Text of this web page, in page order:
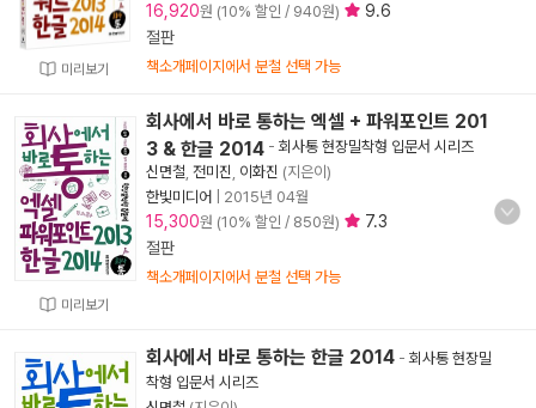
미리보기
16,920원 (10% 할인 / 940원)
9.6
절판
책소개페이지에서 분철 선택 가능
미리보기
회사에서 바로 통하는 엑셀 + 파워포인트 201
3 & 한글 2014 -회사통 현장밀착형 입문서 시리즈
신면철 전미진 이화진 (지은이)
한빛미디어
2015년 04월
15,300원 (10% 할인 / 850원)
7.3
절판
책소개페이지에서 분철 선택 가능
회사에서 바로 통하는 한글 2014 -회사통 현장밀
착형 입문서 시리즈